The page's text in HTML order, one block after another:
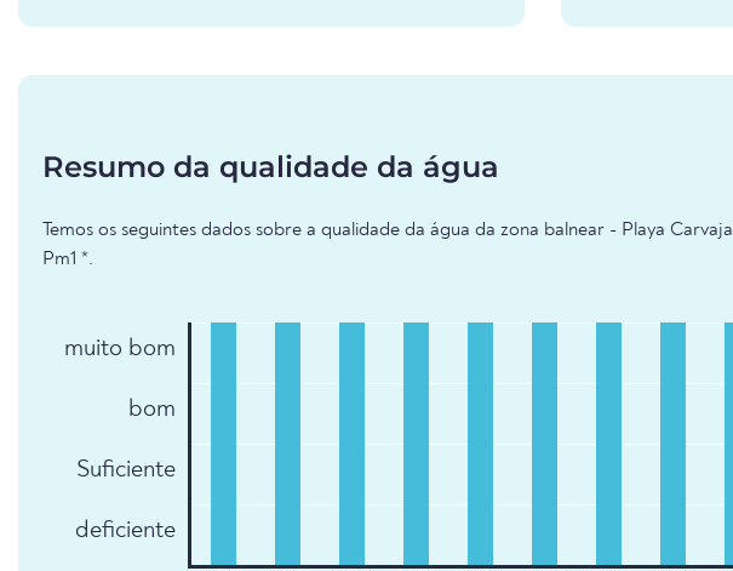
Resumo da qualidade da água
Temos os seguintes dados sobre a qualidade da água da zona balnear - Playa Carvajal
Pm1 *.
muito bom
bom
Suficiente
deficiente